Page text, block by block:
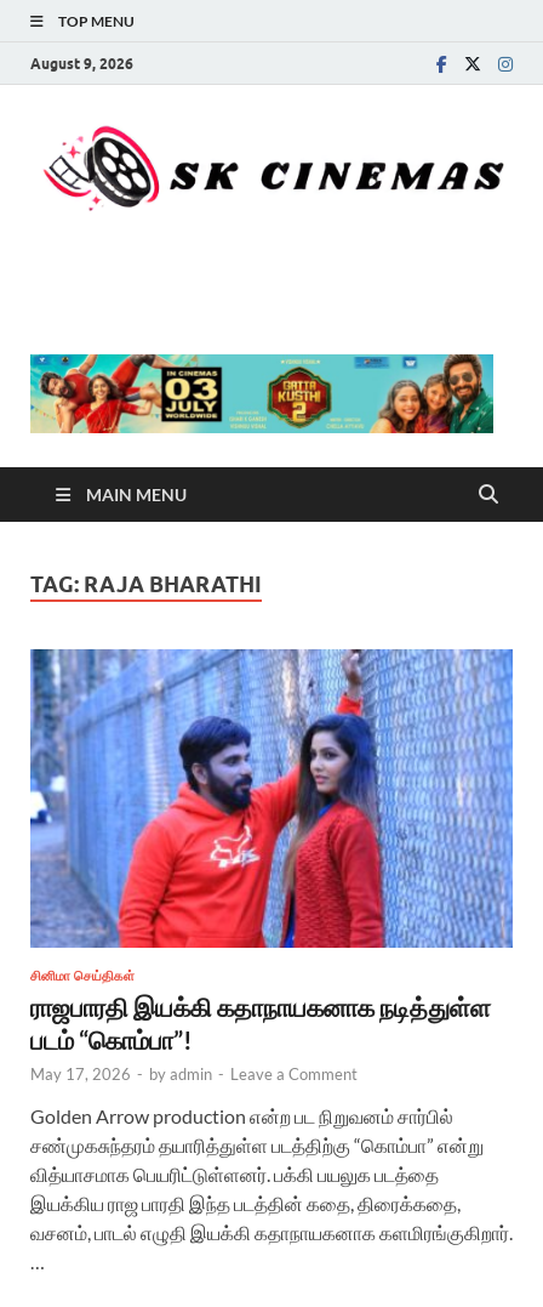
TOP MENU
August 9, 2026
MAIN MENU
TAG: RAJA BHARATHI
சினிமா செய்திகள்
ராஜபாரதி இயக்கி கதாநாயகனாக நடித்துள்ள
படம் “கொம்பா”!
May 17, 2026 - byadmin - Leave a Comment
Golden Arrow production என்ற பட நிறுவனம் சார்பில்
சண்முகசுந்தரம் தயாரித்துள்ள படத்திற்கு “கொம்பா” என்று
வித்யாசமாக பெயரிட்டுள்ளனர். பக்கி பயலுக படத்தை
இயக்கிய ராஜ பாரதி இந்த படத்தின் கதை, திரைக்கதை,
வசனம், பாடல் எழுதி இயக்கி கதாநாயகனாக களமிரங்குகிறார்.
…